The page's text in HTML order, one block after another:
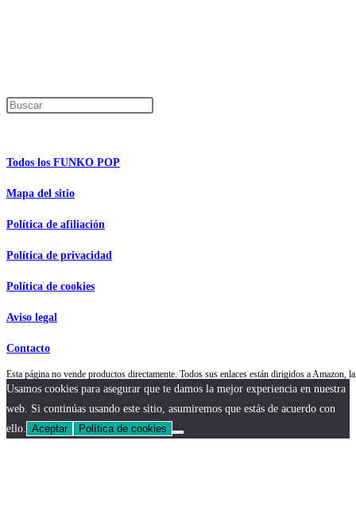
Todos los FUNKO POP
Mapa del sitio
Política de afiliación
Política de privacidad
Política de cookies
Aviso legal
Contacto
Esta página no vende productos directamente. Todos sus enlaces están dirigidos a
Usamos cookies para asegurar que te damos la mejor experiencia en nuestra
web. Si continúas usando este sitio, asumiremos que estás de acuerdo con
ello. Aceptar Política de cookies